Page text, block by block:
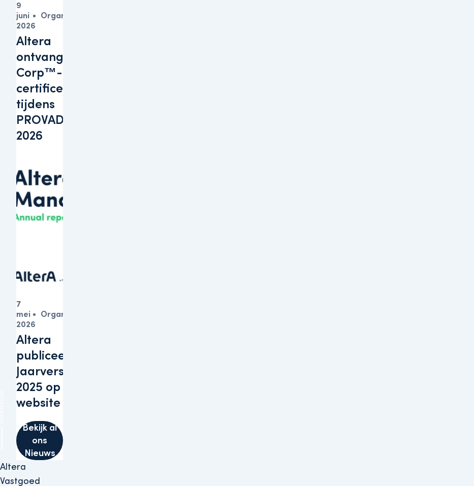
Altera
Vastgoed
Altera
ontvangt B
Corp™-
certificering
tijdens
PROVADA
2026
9
juni
2026
Organisatie
Altera
publiceert
Jaarverslagen
2025 op haar
website
7
mei
2026
Organisatie
Bekijk al
ons
Nieuws